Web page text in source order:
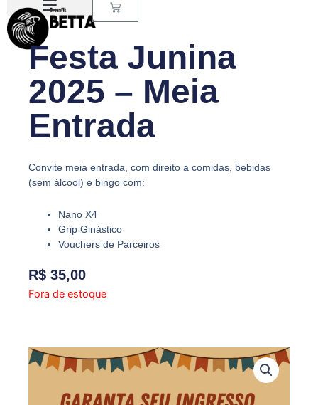
para
conteúdo
Carrinho
Festa Junina
2025 – Meia
Entrada
Convite meia entrada, com direito a comidas, bebidas
(sem álcool) e bingo com:
Nano X4
Grip Ginástico
Vouchers de Parceiros
R$ 35,00
Fora de estoque